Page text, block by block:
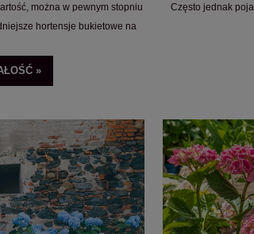
można w pewnym stopniu
hortensje bukietowe na
»
Często jednak